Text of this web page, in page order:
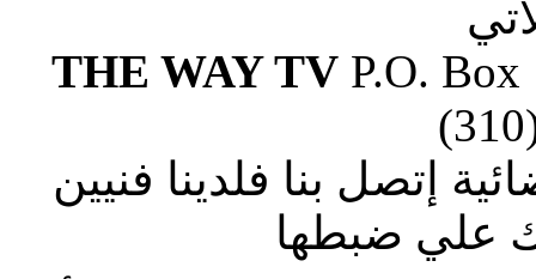
THE WAY TVP.O. Box
إتصل بنا فلدينا فنيين
علي ضبطها